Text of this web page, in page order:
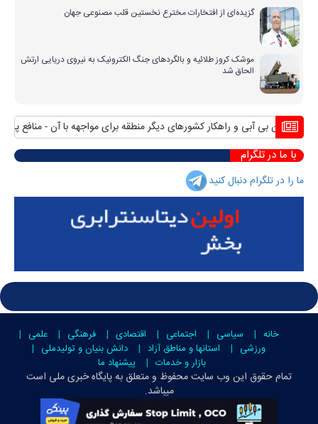
گزیده‌ای از افتخارات مخترع نخستین قلب مصنوعی جهان
موشک کروز طلائیه و بالگردهای جنگ الکترونیک به نیروی دریایی ارتش
الحاق شد
بی آبی و راهکار کشورهای دیگر منطقه برای مواجهه با آن منافع پایدار
با ما در تلگرام
ما را در تلگرام دنبال کنید
خانه سیاسی اجتماعی اقتصادی فرهنگی
علمی
ورزشی
استانها و مناطق آزاد
دانش بنیان و تولیدملی
بازار و خدمات
پیشنهاد ما
تمام حقوق این وب سایت محفوظ و متعلق بهپایگاه خبری ملی است
میباشد.